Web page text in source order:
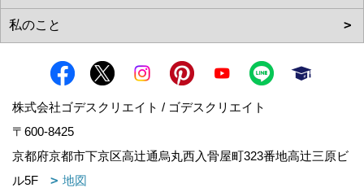
株式会社ゴデスクリエイト / ゴデスクリエイト
〒600-8425
京都府京都市下京区高辻通烏丸西入骨屋町323番地高辻三原ビ
ル5F
地図